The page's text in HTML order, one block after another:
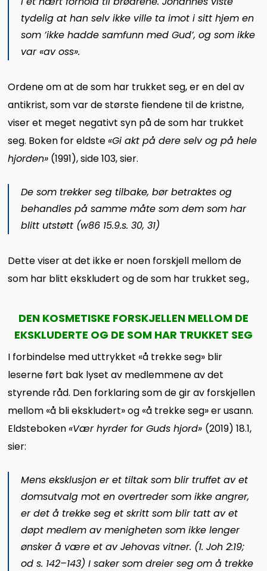
tydelig at han selv ikke ville ta imot i sitt hjem en
som ’ikke hadde samfunn med Gud’, og som ikke
var «av oss».
Ordene om at de som har trukket seg, er en del av
antikrist, som var de største fiendene til de kristne,
viser et meget negativt syn på de som har trukket
seg. Boken for eldste«Gi akt på dere selv og på hele
hjorden» (1991), side 103, sier.
De som trekker seg tilbake, bør betraktes og
behandles på samme måte som dem som har
blitt utstøtt (w86 15.9.s. 30, 31)
Dette viser at det ikke er noen forskjell mellom de
som har blitt ekskludert og de som har trukket seg.,
DEN KOSMETISKE FORSKJELLEN MELLOM DE
EKSKLUDERTE OG DE SOM HAR TRUKKET SEG
I forbindelse med uttrykket «å trekke seg» blir
leserne ført bak lyset av medlemmene av det
styrende råd. Den forklaring som de gir av forskjellen
mellom «å bli ekskludert» og «å trekke seg» er usann.
Eldsteboken«Vær hyrder for Guds hjord» (2019) 18.1,
sier:
Mens eksklusjon er et tiltak som blir truffet av et
domsutvalg mot en overtreder som ikke angrer,
er det å trekke seg et skritt som blir tatt av et
døpt medlem av menigheten som ikke lenger
ønsker å være et av Jehovas vitner. (1. Joh 2:19;
od s. 142–143) I saker som dreier seg om å trekke